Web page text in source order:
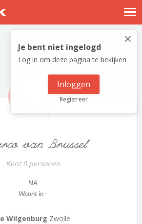
Nostalgische verhalen
Log in
Meld je gratis aan
×
Je bent niet ingelogd
Log in om deze pagina te bekijken
Inloggen
Registreer
van Brussel
Kent 0 personen
NA
Woont in -
Wilgenburg Zwolle